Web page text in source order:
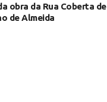
obra da Rua Coberta de
de Almeida